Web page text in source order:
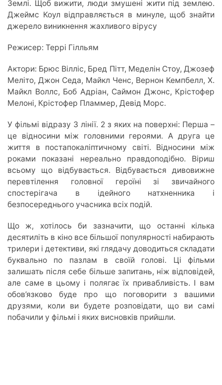
Землі. Щоб вижити, люди змушені жити під землею.
Джеймс Коул відправляється в минуле, щоб знайти
джерело виникнення жахливого вірусу
Режисер: Террі Гілльям
Актори: Брюс Вілліс, Бред Пітт, Меделін Стоу, Джозеф
Меліто, Джон Седа, Майкл Ченс, Вернон Кемпбелл, Х.
Майкл Воллс, Боб Адріан, Саймон Джонс, Крістофер
Мелоні, Крістофер Пламмер, Девід Морс.
У фільмі відразу 3 лінії. 2 з яких на поверхні: Перша –
це відносини між головними героями. А друга це
життя в постапокаліптичному світі. Відносини між
роками показані нереально правдоподібно. Віриш
всьому що відбувається. Відбувається дивовижне
перевтілення головної героїні зі звичайного
спостерігача в ідейного натхненника і
безпосереднього учасника всіх подій.
Що ж, хотілось би зазначити, що останні кілька
десятиліть в кіно все більшої популярності набирають
трилери і детективи, які глядачу доводиться складати
буквально по пазлам в своїй голові. Ці фільми
залишать після себе більше запитань, ніж відповідей,
але саме в цьому і полягає їх привабливість. І вам
обов’язково буде про що поговорити з вашими
друзями, коли ви будете розповідати, що ви самі
побачили у фільмі і яких висновків прийшли.